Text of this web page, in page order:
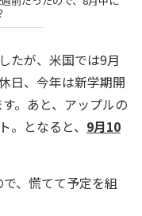
たが、米国では9月
日、今年は新学期開
。あと、アップルの
となると、 9月10
、慌てて予定を組